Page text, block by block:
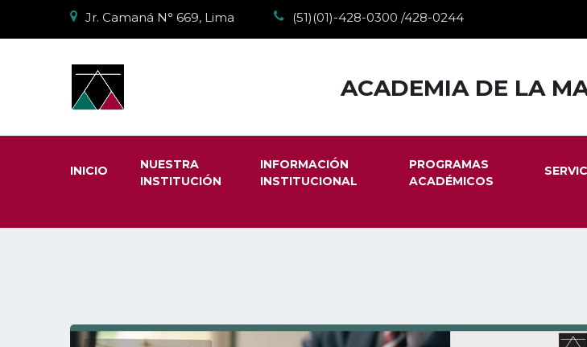
Jr. Camaná N° 669, Lima (51)(01)-428-0300 /428-0244
ACADEMIA DE LA
INICIO
NUESTRA
INSTITUCIÓN
INFORMACIÓN
INSTITUCIONAL
PROGRAMAS
ACADÉMICOS